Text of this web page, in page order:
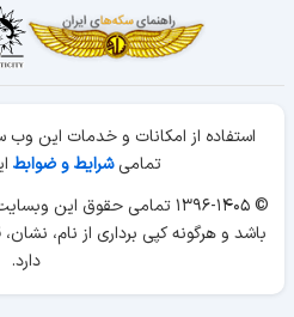
استفاده از امکانات و خدمات این
تمامیشرایط و ضوابط
© ۱۳۹۶-۱۴۰۵ تمامی حقوق این وبسایت برای «
باشد و هرگونه کپی برداری از نام،
دارد.